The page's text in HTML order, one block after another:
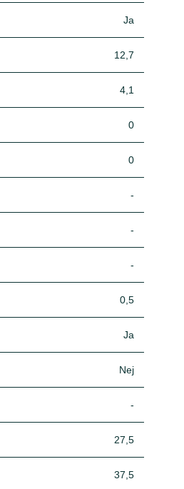
Ja
12,7
4,1
0
0
-
-
-
0,5
Ja
Nej
-
27,5
37,5